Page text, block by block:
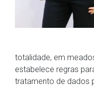
totalidade, em
estabelece regras
tratamento de dados